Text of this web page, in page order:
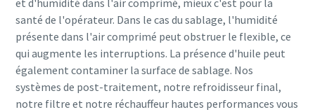
santé de l'opérateur. Dans le cas du sablage, l'humidité
présente dans l'air comprimé peut obstruer le flexible, ce
qui augmente les interruptions. La présence d'huile peut
également contaminer la surface de sablage. Nos
systèmes de post-traitement, notre refroidisseur final,
notre filtre et notre réchauffeur hautes performances vous